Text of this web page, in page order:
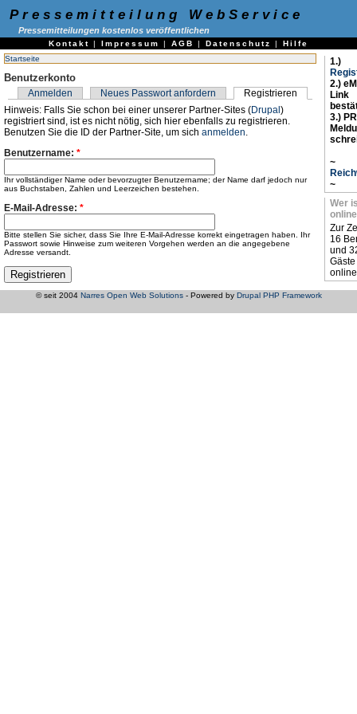
Pressemitteilung WebService
Pressemitteilungen kostenlos veröffentlichen
Kontakt | Impressum | AGB | Datenschutz | Hilfe
Startseite
Benutzerkonto
Anmelden Neues Passwort anfordern
Registrieren
Hinweis: Falls Sie schon bei einer unserer Partner-Sites (Drupal)
registriert sind, ist es nicht nötig, sich hier ebenfalls zu registrieren.
Benutzen Sie die ID der Partner-Site, um sich anmelden
Benutzername: *
Ihr vollständiger Name oder bevorzugter Benutzername; der Name darf jedoch nur
aus Buchstaben, Zahlen und Leerzeichen bestehen.
E-Mail-Adresse: *
Bitte stellen Sie sicher, dass Sie Ihre E-Mail-Adresse korrekt eingetragen haben. Ihr
Passwort sowie Hinweise zum weiteren Vorgehen werden an die angegebene
Adresse versandt.
1.)
2.)
Link
3.)
~
~
Wer
online
Zur
16
und
Gäste
© seit 2004 Narres Open Web Solutions- Powered by Drupal PHP Framework